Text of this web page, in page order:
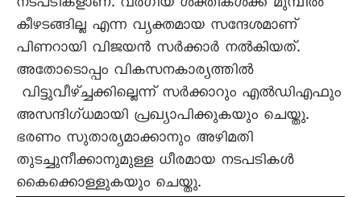
നടപടികളാണ്. വര്‍ഗീയ ശക്തികള്‍ക്ക് മുമ്പില്‍
കീഴടങ്ങില്ല എന്ന വ്യക്തമായ സന്ദേശമാണ്
പിണറായി വിജയന്‍ സര്‍ക്കാര്‍ നല്‍കിയത്.
അതോടൊപ്പം വികസനകാര്യത്തില്‍
വിട്ടുവീഴ്ച്ചക്കില്ലെന്ന് സര്‍ക്കാറും എല്‍ഡിഎഫും
അസന്ദിഗ്ധമായി പ്രഖ്യാപിക്കുകയും ചെയ്തു.
ഭരണം സുതാര്യമാക്കാനും അഴിമതി
തുടച്ചുനീക്കാനുമുള്ള ധീരമായ നടപടികള്‍
കൈക്കൊള്ളുകയും ചെയ്തു.